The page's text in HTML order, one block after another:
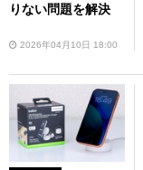
りない問題を解決
2026年04月10日 18:00